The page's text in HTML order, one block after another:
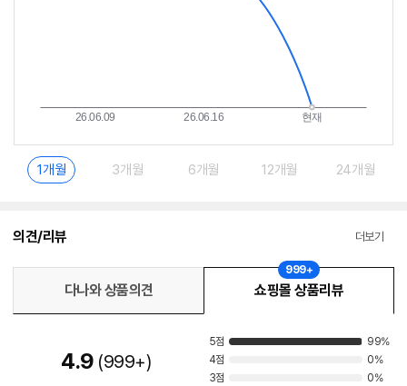
1개월 3개월 6개월 12개월 24개월
의견/리뷰 더보기
다나와 상품의견 쇼핑몰 상품리뷰
999+
4.9 999+
5점
99%
4점
0%
3점
0%